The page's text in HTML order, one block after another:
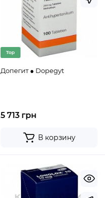
Top
Допегит ● Dopegyt
5 713 грн
В корзину